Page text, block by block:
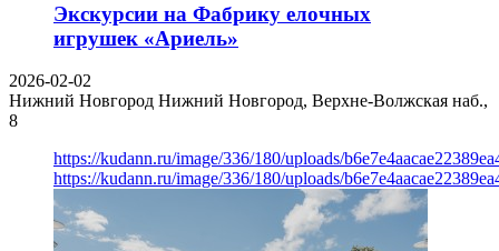
Экскурсии на Фабрику елочных
игрушек «Ариель»
2026-02-02
Нижний Новгород Нижний Новгород, Верхне-Волжская наб.,
8
https://kudann.ru/image/336/180/uploads/
https://kudann.ru/image/336/180/uploads/